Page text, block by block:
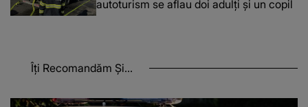
autoturism se aflau doi adulți și un copil
Îți Recomandăm Și...